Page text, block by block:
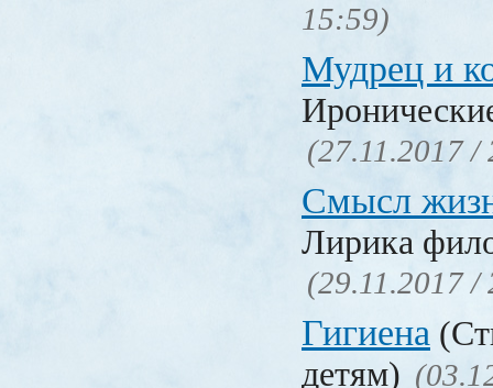
15:59)
Мудрец и
(27.11.2017 /
Смысл
Лирика
(29.11.2017 /
Гигиена
детям)